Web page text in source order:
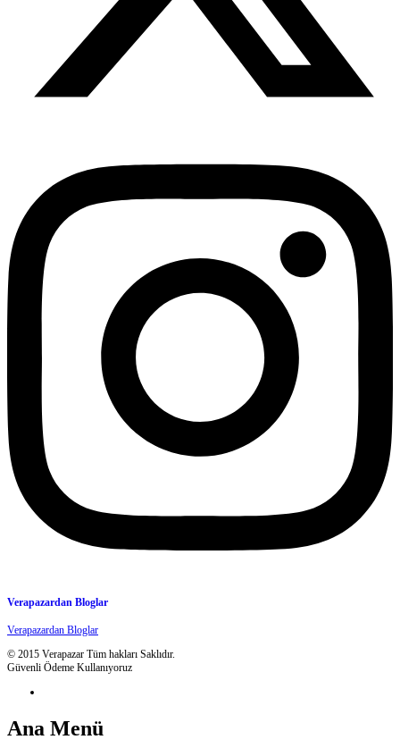
Verapazardan Bloglar
Verapazardan Bloglar
© 2015 Verapazar Tüm hakları Saklıdır.
Güvenli Ödeme Kullanıyoruz
Ana Menü